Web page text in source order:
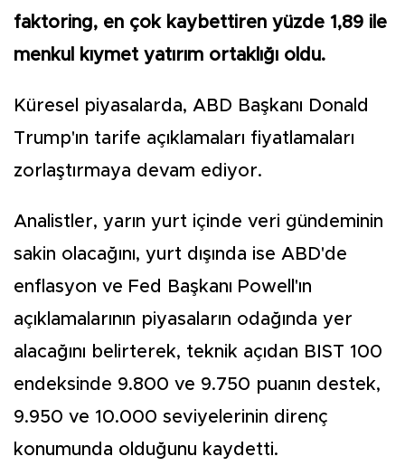
faktoring, en çok kaybettiren yüzde 1,89 ile
menkul kıymet yatırım ortaklığı oldu.
Küresel piyasalarda, ABD Başkanı Donald
Trump'ın tarife açıklamaları fiyatlamaları
zorlaştırmaya devam ediyor.
Analistler, yarın yurt içinde veri gündeminin
sakin olacağını, yurt dışında ise ABD'de
enflasyon ve Fed Başkanı Powell'ın
açıklamalarının piyasaların odağında yer
alacağını belirterek, teknik açıdan BIST 100
endeksinde 9.800 ve 9.750 puanın destek,
9.950 ve 10.000 seviyelerinin direnç
konumunda olduğunu kaydetti.